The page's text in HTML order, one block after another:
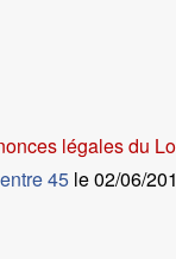
légales du
45 le02/06/